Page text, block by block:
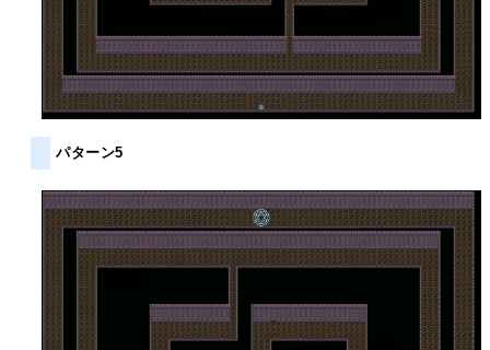
パターン5